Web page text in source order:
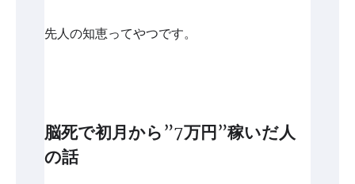
先人の知恵ってやつです。
脳死で初月から”7万円”稼いだ人
の話